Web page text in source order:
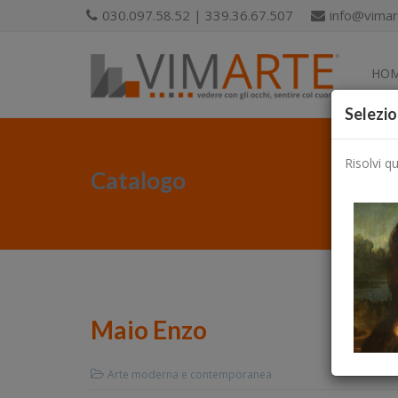
030.097.58.52 | 339.36.67.507
Catalogo
Maio Enzo
Arte moderna e contemporanea
Risolvi